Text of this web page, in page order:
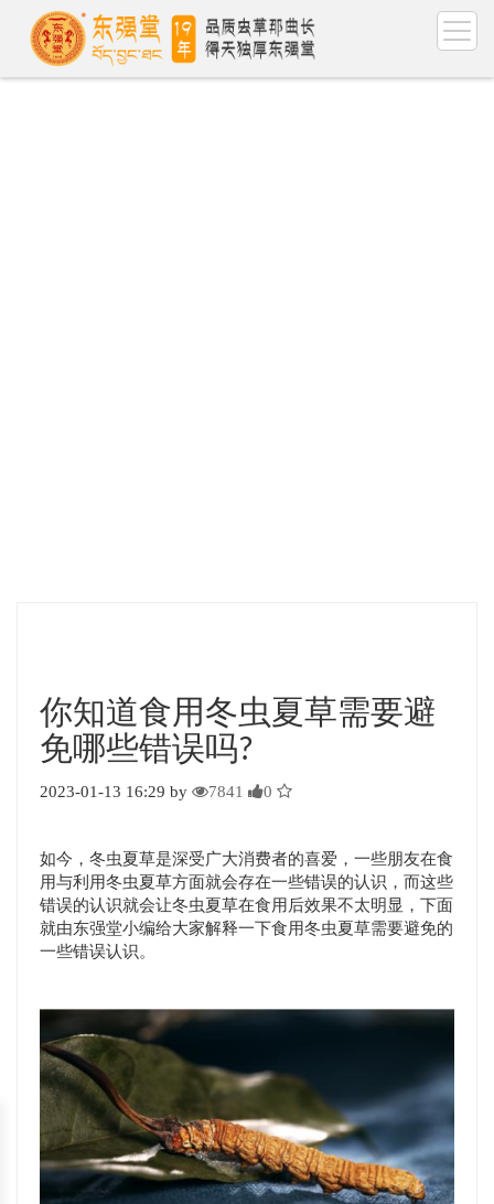
你知道食用冬虫夏草需要避
免哪些错误吗?
2023-01-13 16:29 by 7841 0
如今，冬虫夏草是深受广大消费者的喜爱，一些朋友在食
用与利用冬虫夏草方面就会存在一些错误的认识，而这些
错误的认识就会让冬虫夏草在食用后效果不太明显，下面
就由东强堂小编给大家解释一下食用冬虫夏草需要避免的
一些错误认识。